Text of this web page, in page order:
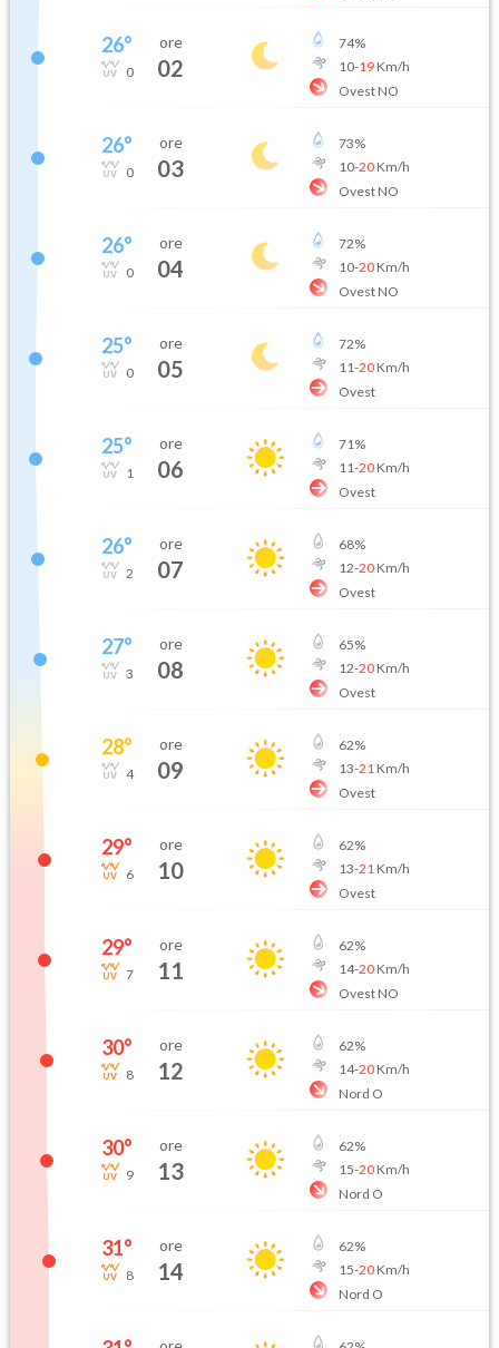
26°
0
ore
02
74%
10-19Km/h
Ovest NO
26°
0
ore
03
73%
10-20Km/h
Ovest NO
26°
0
ore
04
72%
10-20Km/h
Ovest NO
25°
0
ore
05
72%
11-20Km/h
Ovest
25°
1
ore
06
71%
11-20Km/h
Ovest
26°
2
ore
07
68%
12-20Km/h
Ovest
27°
3
ore
08
65%
12-20Km/h
Ovest
28°
4
ore
09
62%
13-21Km/h
Ovest
29°
6
ore
10
62%
13-21Km/h
Ovest
29°
7
ore
11
62%
14-20Km/h
Ovest NO
30°
8
ore
12
62%
14-20Km/h
Nord O
30°
9
ore
13
62%
15-20Km/h
Nord O
31°
8
ore
14
62%
15-20Km/h
Nord O